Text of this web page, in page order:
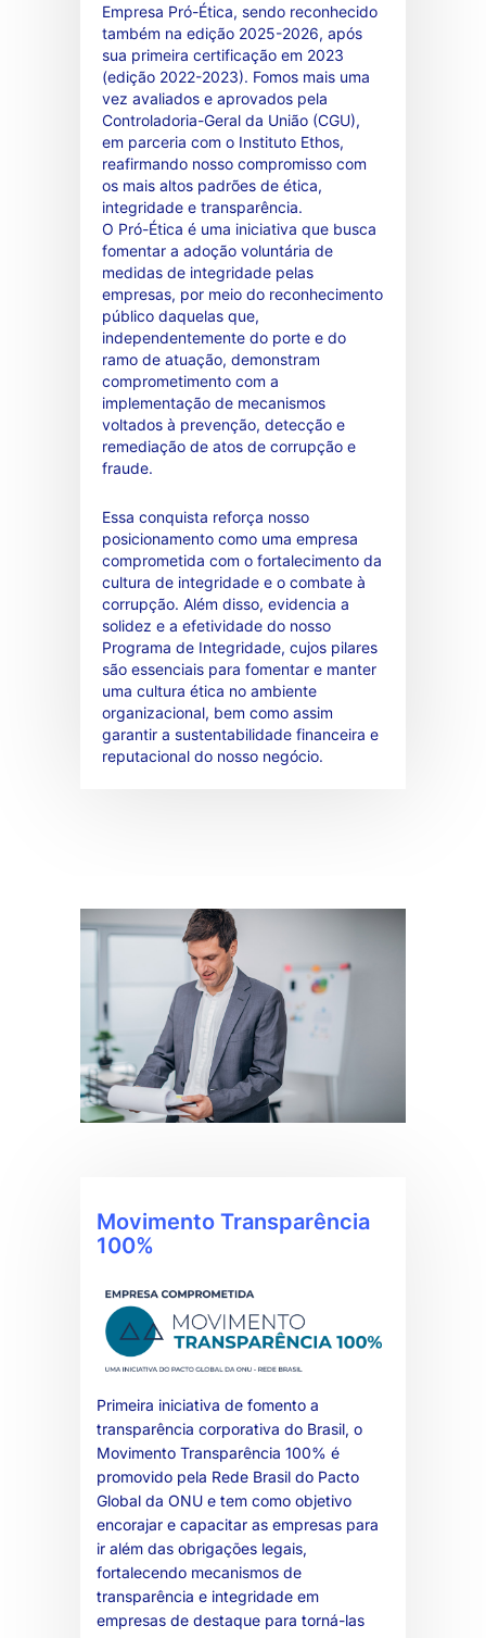
Empresa Pró-Ética, sendo reconhecido
também na edição 2025-2026, após
sua primeira certificação em 2023
(edição 2022-2023). Fomos mais uma
vez avaliados e aprovados pela
Controladoria-Geral da União (CGU),
em parceria com o Instituto Ethos,
reafirmando nosso compromisso com
os mais altos padrões de ética,
integridade e transparência.
O Pró-Ética é uma iniciativa que busca
fomentar a adoção voluntária de
medidas de integridade pelas
empresas, por meio do reconhecimento
público daquelas que,
independentemente do porte e do
ramo de atuação, demonstram
comprometimento com a
implementação de mecanismos
voltados à prevenção, detecção e
remediação de atos de corrupção e
fraude.
Essa conquista reforça nosso
posicionamento como uma empresa
comprometida com o fortalecimento da
cultura de integridade e o combate à
corrupção. Além disso, evidencia a
solidez e a efetividade do nosso
Programa de Integridade, cujos pilares
são essenciais para fomentar e manter
uma cultura ética no ambiente
organizacional, bem como assim
garantir a sustentabilidade financeira e
reputacional do nosso negócio.
Movimento Transparência
100%
Primeira iniciativa de fomento a
transparência corporativa do Brasil, o
Movimento Transparência 100% é
promovido pela Rede Brasil do Pacto
Global da ONU e tem como objetivo
encorajar e capacitar as empresas para
ir além das obrigações legais,
fortalecendo mecanismos de
transparência e integridade em
empresas de destaque para torná-las